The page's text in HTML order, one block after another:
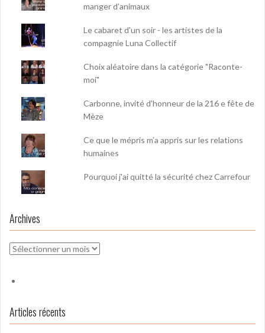
manger d’animaux
Le cabaret d'un soir - les artistes de la
compagnie Luna Collectif
Choix aléatoire dans la catégorie "Raconte-
moi"
Carbonne, invité d'honneur de la 216 e fête de
Mèze
Ce que le mépris m’a appris sur les relations
humaines
Pourquoi j'ai quitté la sécurité chez Carrefour
Archives
Archives
Articles récents